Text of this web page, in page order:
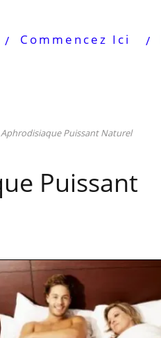
Commencez Ici
Aphrodisiaque Puissant Naturel
Puissant